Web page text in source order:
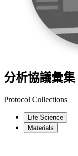
分析協議彙集
Protocol Collections
Life Science
Materials